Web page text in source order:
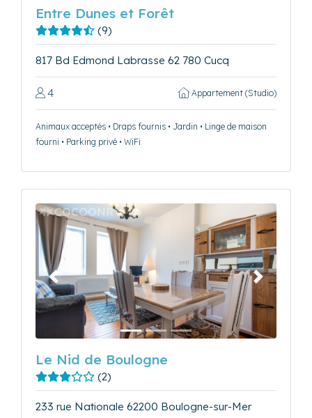
Entre Dunes et Forêt
(9)
817 Bd Edmond Labrasse 62 780 Cucq
4 Appartement (Studio)
Animaux acceptés • Draps fournis • Jardin • Linge de maison
fourni • Parking privé • WiFi
Précédent Suivant
Le Nid de Boulogne
(2)
233 rue Nationale 62200 Boulogne-sur-Mer